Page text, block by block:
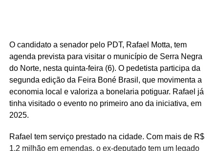
das famílias e reduzindo a necessidade de acesso ao
benefício.
Especialistas que analisaram os dados também atribuem
esse resultado ao trabalho desenvolvido pela política
municipal de assistência social. Na avaliação deles, a
atuação da gestão da Secretaria Municipal de Trabalho,
Habitação e Assistência Social, comandada pela
secretária Suzete Pereira, tem contribuído para fortalecer
ações de inclusão social, qualificação e
O candidato a senador pelo PDT, Rafael Motta, tem
agenda prevista para visitar o município de Serra Negra
do Norte, nesta quinta-feira (6). O pedetista participa da
segunda edição da Feira Boné Brasil, que movimenta a
economia local e valoriza a bonelaria potiguar. Rafael já
tinha visitado o evento no primeiro ano da iniciativa, em
2025.
Rafael tem serviço prestado na cidade. Com mais de R$
1,2 milhão em emendas, o ex-deputado tem um legado